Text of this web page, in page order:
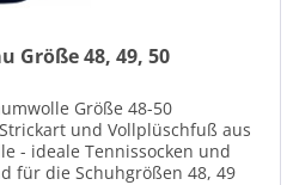
Größe 48, 49, 50
Größe 48-50
und Vollplüschfuß aus
- ideale Tennissocken und
für die Schuhgrößen 48, 49